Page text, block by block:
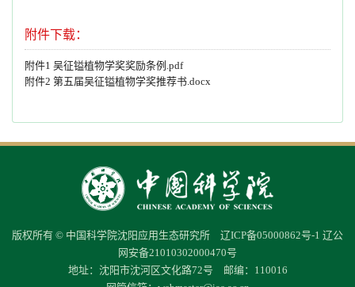
附件下载：
附件1 吴征镒植物学奖奖励条例.pdf
附件2 第五届吴征镒植物学奖推荐书.docx
版权所有 © 中国科学院沈阳应用生态研究所 辽ICP备05000862号-1 辽公
网安备21010302000470号
地址：沈阳市沈河区文化路72号 邮编：110016